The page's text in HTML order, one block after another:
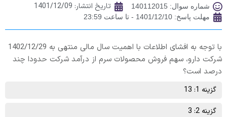
شماره سوال: 140112015 تاریخ انتشار: 1401/12/09
مهلت پاسخ: 1401/12/10 - تا ساعت 23:59
با توجه به افشای اطلاعات با اهمیت سال مالی منتهی به 1402/12/29
شرکت دارو، سهم فروش محصولات سرم از درآمد شرکت حدودا چند
درصد است؟
گزینه 1: 13
گزینه 2: 3